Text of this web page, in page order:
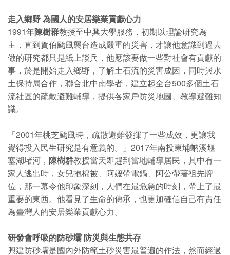
走入鄉野 為國人的安居樂業貢獻心力
1991年陳樹群教授至中興大學服務，初期以理論研究為
主，直到賀伯颱風襲台造成嚴重的災害，才讓他意識到過去
做的研究都只是紙上談兵，他應該要做一些對社會有貢獻的
事，於是開始走入鄉野，了解土石流的災害成因，同時與水
土保持局合作，聯合北中南學者，建立起全台500多個土石
流社區的疏散避難輔導，提供各家戶防災地圖、教導避難知
識。
「2001年桃芝颱風時，疏散避難發揮了一些成效，更讓我
覺得投入民生研究是有意義的。」2017年南投東埔蚋溪堰
塞湖堵河， 陳樹群教授當天即趕到當地輔導居民，其中有一
家人逃出時，女兒抱棉被、阿嬤帶電鍋、阿公帶著祖先牌
位，那一幕令他印象深刻，人們在最危急的時刻，帶上了最
重要的東西。他看見了生命的傳承，也更加確信自己有責任
為臺灣人的安居樂業貢獻心力。
研發會呼吸的防砂壩 防災與生態共存
興建防砂壩是國內外防範土砂災害最普遍的作法，然而經過